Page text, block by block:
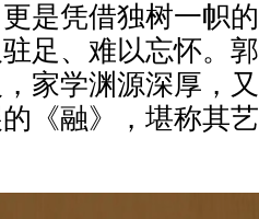
是凭借独树一帜
足、难以忘怀。
家学渊源深厚，
《融》，堪称其